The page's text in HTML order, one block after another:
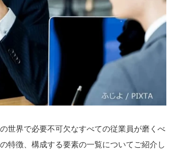
世界で必要不可欠なすべての従業員が磨くべ
特徴、構成する要素の一覧についてご紹介し